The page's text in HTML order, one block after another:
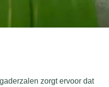
zorgt ervoor dat